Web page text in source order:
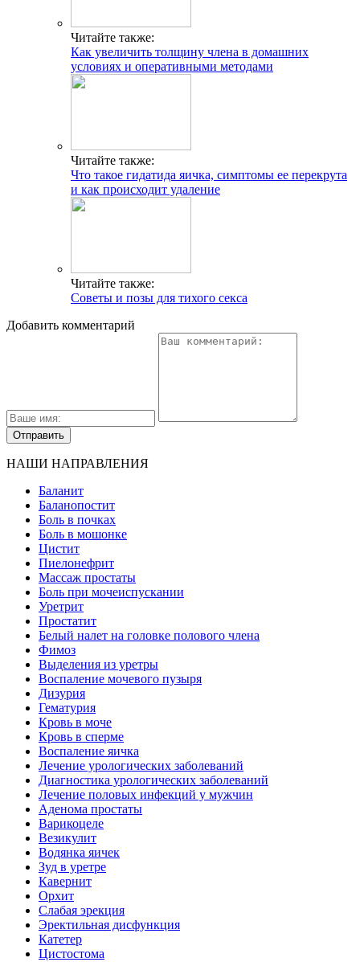
Читайте также:
Как увеличить толщину члена в домашних
условиях и оперативными методами
Читайте также:
Что такое гидатида яичка, симптомы ее перекрута
и как происходит удаление
Читайте также:
Советы и позы для тихого секса
Добавить комментарий
НАШИ НАПРАВЛЕНИЯ
Баланит
Баланопостит
Боль в почках
Боль в мошонке
Цистит
Пиелонефрит
Массаж простаты
Боль при мочеиспускании
Уретрит
Простатит
Белый налет на головке полового члена
Фимоз
Выделения из уретры
Воспаление мочевого пузыря
Дизурия
Гематурия
Кровь в моче
Кровь в сперме
Воспаление яичка
Лечение урологических заболеваний
Диагностика урологических заболеваний
Лечение половых инфекций у мужчин
Аденома простаты
Варикоцеле
Везикулит
Водянка яичек
Зуд в уретре
Кавернит
Орхит
Слабая эрекция
Эректильная дисфункция
Катетер
Цистостома